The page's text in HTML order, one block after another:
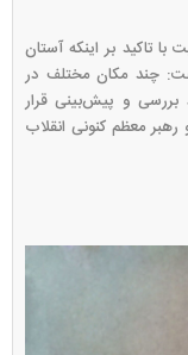
تاکید بر اینکه آستان
چند مکان مختلف در
و پیش‌بینی قرار
معظم کنونی انقلاب